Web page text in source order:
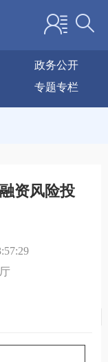
政务公开
专题专栏
资风险投